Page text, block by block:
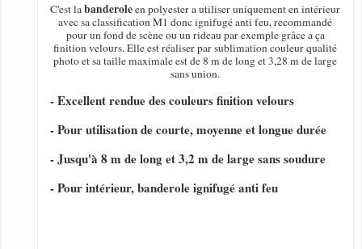
C'est labanderoleen polyester a utiliser uniquement en intérieur
avec sa classification M1 donc ignifugé anti feu, recommandé
pour un fond de scène ou un rideau par exemple grâce a ça
finition velours. Elle est réaliser par sublimation couleur qualité
photo et sa taille maximale est de 8 m de long et 3,28 m de large
sans union.
- Excellent rendue des couleurs finition velours
- Pour utilisation de courte, moyenne et longue durée
- Jusqu'à 8 m de long et 3,2 m de large sans soudure
- Pour intérieur, banderole ignifugé anti feu